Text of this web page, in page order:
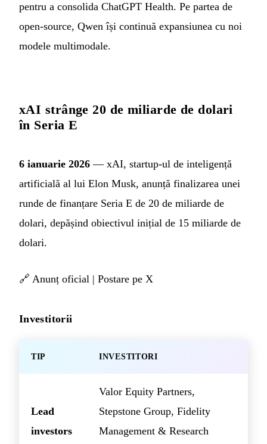
pentru a consolida ChatGPT Health. Pe partea de
open-source, Qwen își continuă expansiunea cu noi
modele multimodale.
xAI strânge 20 de miliarde de dolari
în Seria E
6 ianuarie 2026 — xAI, startup-ul de inteligență
artificială al lui Elon Musk, anunță finalizarea unei
runde de finanțare Seria E de 20 de miliarde de
dolari, depășind obiectivul inițial de 15 miliarde de
dolari.
🔗 Anunț oficial | Postare pe X
Investitorii
TIP INVESTITORI
Lead
investors
Valor Equity Partners,
Stepstone Group, Fidelity
Management & Research